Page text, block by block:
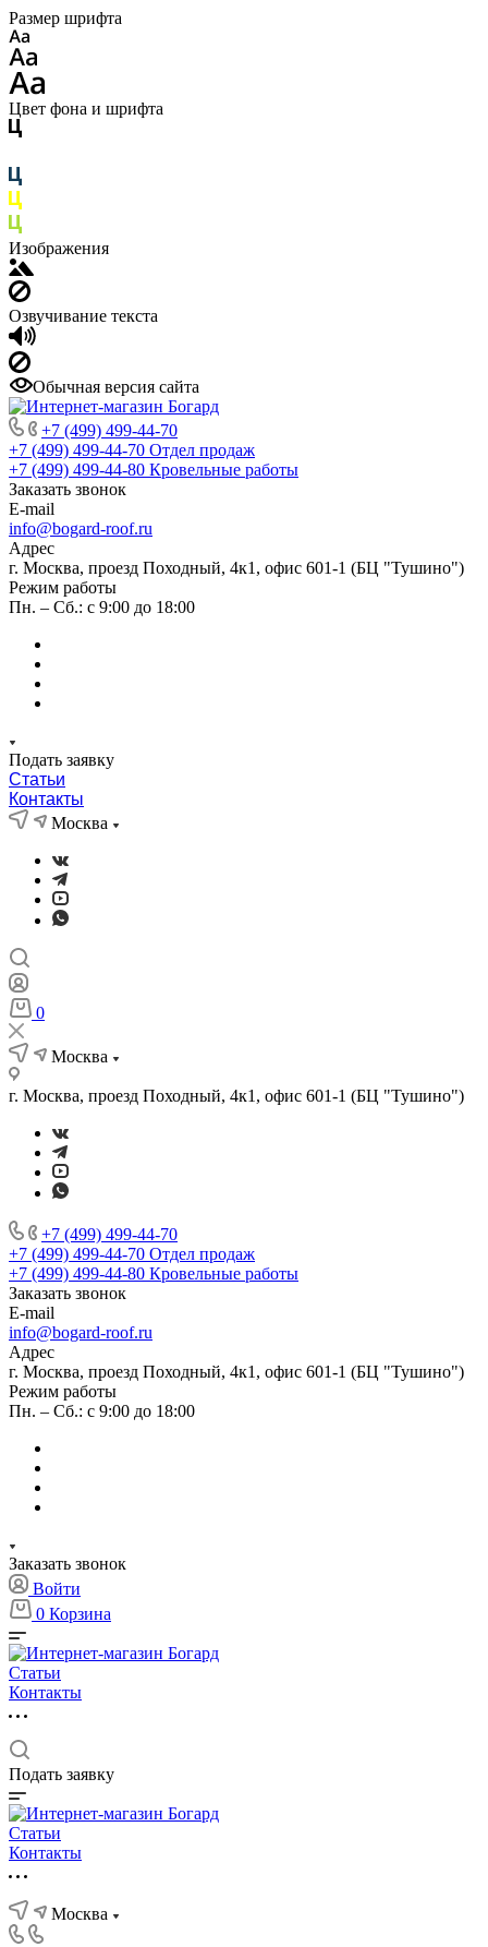
Размер шрифта
Цвет фона и шрифта
Изображения
Озвучивание текста
Обычная версия сайта
+7 (499) 499-44-70
+7 (499) 499-44-70 Отдел продаж
+7 (499) 499-44-80 Кровельные работы
Заказать звонок
E-mail
info@bogard-roof.ru
Адрес
г. Москва, проезд Походный, 4к1, офис 601-1 (БЦ "Тушино")
Режим работы
Пн. – Сб.: с 9:00 до 18:00
Подать заявку
Статьи
Контакты
Москва
0
Москва
г. Москва, проезд Походный, 4к1, офис 601-1 (БЦ "Тушино")
+7 (499) 499-44-70
+7 (499) 499-44-70 Отдел продаж
+7 (499) 499-44-80 Кровельные работы
Заказать звонок
E-mail
info@bogard-roof.ru
Адрес
г. Москва, проезд Походный, 4к1, офис 601-1 (БЦ "Тушино")
Режим работы
Пн. – Сб.: с 9:00 до 18:00
Заказать звонок
Войти
0 Корзина
Статьи
Контакты
Подать заявку
Статьи
Контакты
Москва